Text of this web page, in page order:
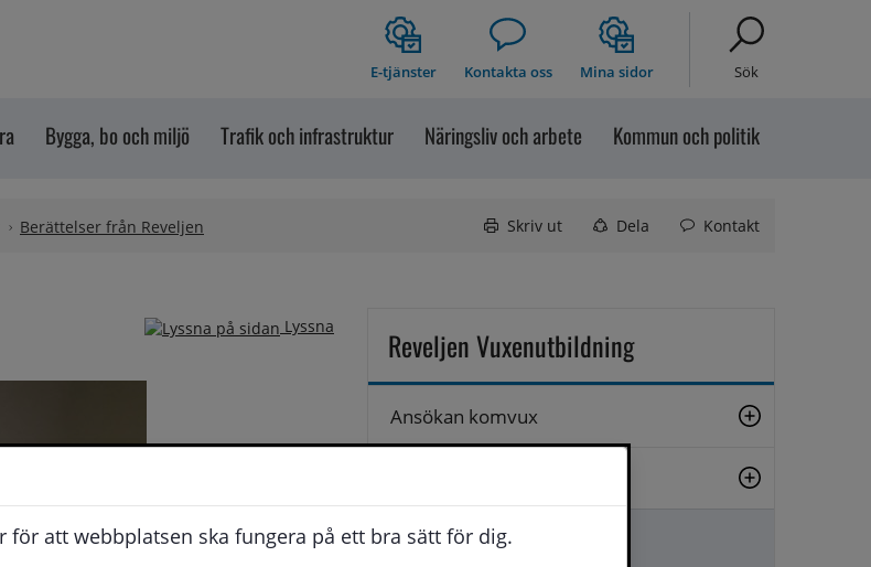
för att webbplatsen ska fungera på ett bra sätt för dig.
E-tjänster Kontakta oss Mina sidor Sök
Bygga, bo och miljö Trafik och infrastruktur Näringsliv och arbete Kommun och politik
Berättelser från Reveljen Skriv ut Dela Kontakt
Lyssna Reveljen Vuxenutbildning
Ansökan komvux
Berättelser från Reveljen